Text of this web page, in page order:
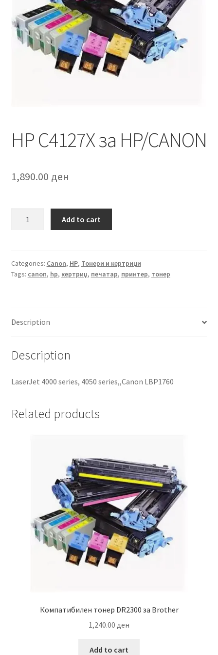
Сите производи
Услови за користење
HP C4127X за HP/CANON
1,890.00 ден
quantity
Add to cart
Categories: Canon, HP, Тонери и кертриџи
Tags: canon, hp, кертриџ, печатар, принтер, тонер
Description
Description
LaserJet 4000 series, 4050 series,,Canon LBP1760
Related products
Компатибилен тонер DR2300 за Brother
1,240.00 ден
Add to cart